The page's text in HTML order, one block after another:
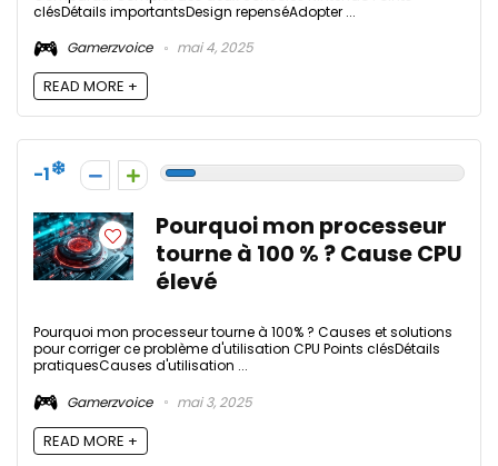
clésDétails importantsDesign repenséAdopter ...
Gamerzvoice
mai 4, 2025
READ MORE +
-1
Pourquoi mon processeur
tourne à 100 % ? Cause CPU
élevé
Pourquoi mon processeur tourne à 100% ? Causes et solutions
pour corriger ce problème d'utilisation CPU Points clésDétails
pratiquesCauses d'utilisation ...
Gamerzvoice
mai 3, 2025
READ MORE +